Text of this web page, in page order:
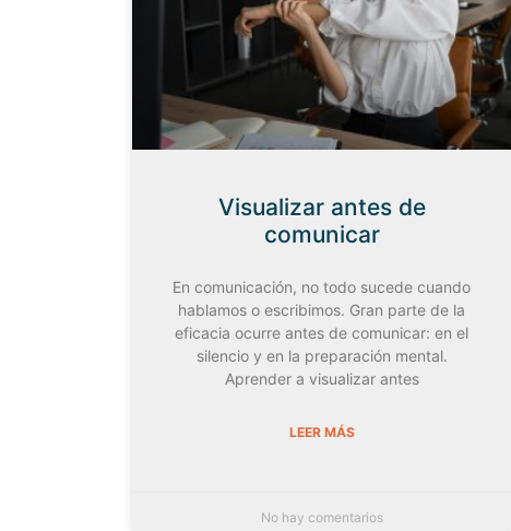
Visualizar antes de
comunicar
En comunicación, no todo sucede cuando
hablamos o escribimos. Gran parte de la
eficacia ocurre antes de comunicar: en el
silencio y en la preparación mental.
Aprender a visualizar antes
LEER MÁS
No hay comentarios